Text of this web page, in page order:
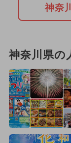
神奈
神奈川県の